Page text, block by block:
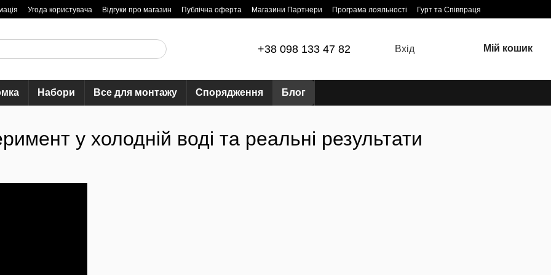
Угода користувача Відгуки про магазин Публічна оферта Магазини Партнери Програма лояльності Гурт та Співпраця
+38 098 133 47 82 Вхід Мій кошик
Набори Все для монтажу Спорядження Блог
у холодній воді та реальні результати